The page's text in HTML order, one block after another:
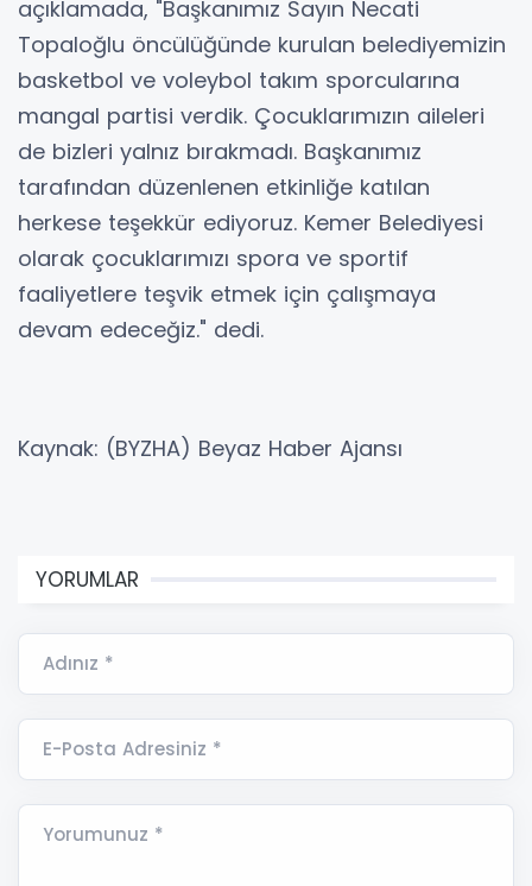
açıklamada, "Başkanımız Sayın Necati
Topaloğlu öncülüğünde kurulan belediyemizin
basketbol ve voleybol takım sporcularına
mangal partisi verdik. Çocuklarımızın aileleri
de bizleri yalnız bırakmadı. Başkanımız
tarafından düzenlenen etkinliğe katılan
herkese teşekkür ediyoruz. Kemer Belediyesi
olarak çocuklarımızı spora ve sportif
faaliyetlere teşvik etmek için çalışmaya
devam edeceğiz." dedi.
Kaynak: (BYZHA) Beyaz Haber Ajansı
YORUMLAR
Adınız *
E-Posta Adresiniz *
Yorumunuz *